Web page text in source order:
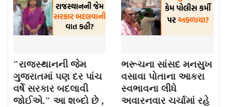
"રાજસ્થાનની જેમ
ગુજરાતમાં પણ દર પાંચ
વર્ષે સરકાર બદલાવી
જોઈએ." આ શબ્દો છે ,
ભરૂચના સાંસદ મનસુખ
વસાવા પોતાના આકરા
સ્વભાવના લીધે
અવારનવાર ચર્ચામાં રહે